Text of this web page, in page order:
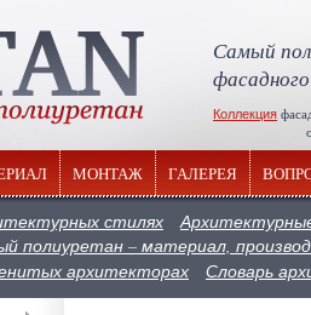
Самый
Коллекция
МОНТАЖ ГАЛЕРЕЯ
стилях
полиуретан – материал,
архитекторах Словарь